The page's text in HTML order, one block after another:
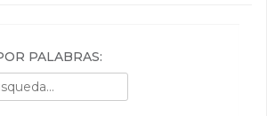
PALABRAS: